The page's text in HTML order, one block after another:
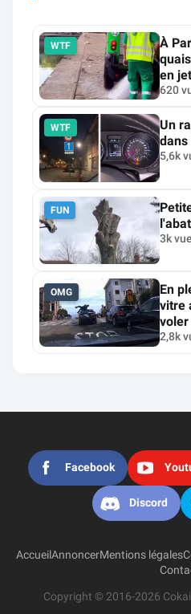
WTF
À
en
620
WTF
Un
dans
5,6k
FUN
3k
OMG
En
vitre
voler
2,8k
Facebook
Discord
AccueilAnnoncerMentions légales
Copyright © 2016-2026